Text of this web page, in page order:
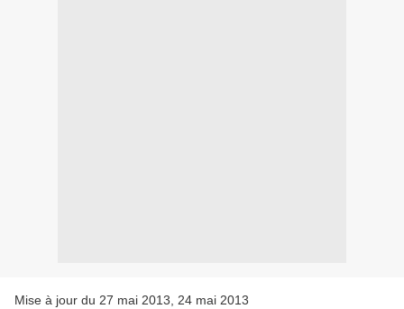
Mise à jour du 27 mai 2013, 24 mai 2013